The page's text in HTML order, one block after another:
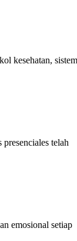
kesehatan, sistem
telah
emosional setiap